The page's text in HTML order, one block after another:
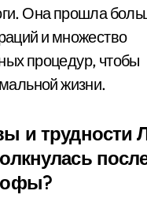
Она прошла
и множество
процедур, чтобы
жизни.
и трудности